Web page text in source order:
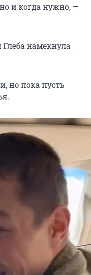
и когда нужно, —
намекнула
но пока пусть